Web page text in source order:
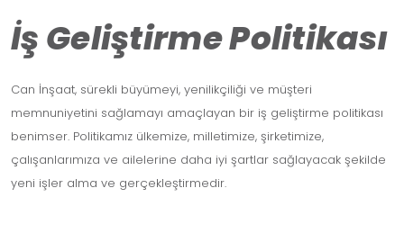
İş Geliştirme Politikası
Can İnşaat, sürekli büyümeyi, yenilikçiliği ve müşteri
memnuniyetini sağlamayı amaçlayan bir iş geliştirme politikası
benimser. Politikamız ülkemize, milletimize, şirketimize,
çalışanlarımıza ve ailelerine daha iyi şartlar sağlayacak şekilde
yeni işler alma ve gerçekleştirmedir.